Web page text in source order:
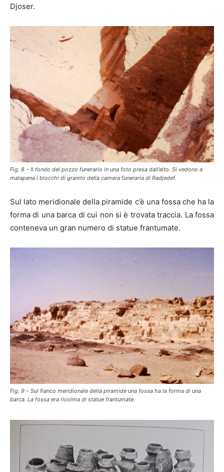
Djoser.
Fig. 8 – Il fondo del pozzo funerario in una foto presa dall’alto. Si vedono a
malapena i blocchi di granito della camera funeraria di Radjedef.
Sul lato meridionale della piramide c’è una fossa che ha la
forma di una barca di cui non si è trovata traccia. La fossa
conteneva un gran numero di statue frantumate.
Fig. 9 – Sul fianco meridionale della piramide una fossa ha la forma di una
barca. La fossa era ricolma di statue frantumate.